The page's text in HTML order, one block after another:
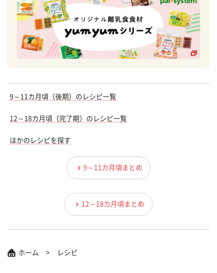
9～11カ月頃（後期）のレシピ一覧
12～18カ月頃（完了期）のレシピ一覧
ほかのレシピを探す
9～11カ月頃まとめ
12～18カ月頃まとめ
ホーム レシピ